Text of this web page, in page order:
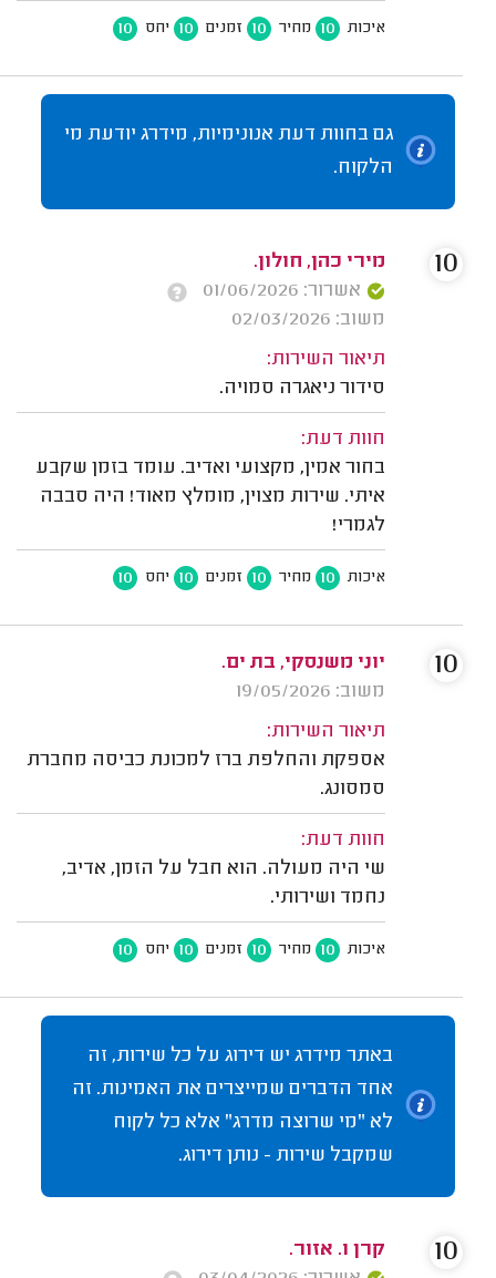
איכות 10 מחיר 10 זמנים 10 יחס 10
גם בחוות דעת אנונימיות, מידרג יודעת מי
הלקוח.
מירי כהן, חולון.
אשרור: 01/06/2026
משוב: 02/03/2026
תיאור השירות:
סידור ניאגרה סמויה.
חוות דעת:
בחור אמין, מקצועי ואדיב. עומד בזמן שקבע
איתי. שירות מצוין, מומלץ מאוד! היה סבבה
לגמרי!
איכות 10 מחיר 10 זמנים 10 יחס 10
10
יוני משנסקי, בת ים.
משוב: 19/05/2026
תיאור השירות:
אספקת והחלפת ברז למכונת כביסה מחברת
סמסונג.
חוות דעת:
שי היה מעולה. הוא חבל על הזמן, אדיב,
נחמד ושירותי.
איכות 10 מחיר 10 זמנים 10 יחס 10
10
באתר מידרג יש דירוג על כל שירות, זה
אחד הדברים שמייצרים את האמינות. זה
לא "מי שרוצה מדרג" אלא כל לקוח
שמקבל שירות - נותן דירוג.
קרן ו. אזור.
10